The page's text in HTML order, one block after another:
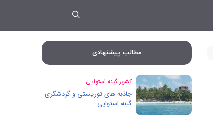
مطالب پیشنهادی
کشور گینه استوایی
جاذبه های توریستی و گردشگری
گینه استوایی